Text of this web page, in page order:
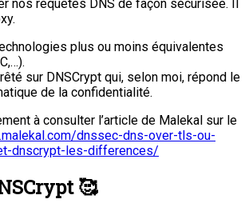
nos requêtes DNS de façon sécurisée. Il
plus ou moins équivalentes
sur DNSCrypt qui, selon moi, répond le
de la confidentialité.
à consulter l’article de Malekal sur le
dnssec-dns-over-tls-ou-
dnscrypt-les-differences/
🥰